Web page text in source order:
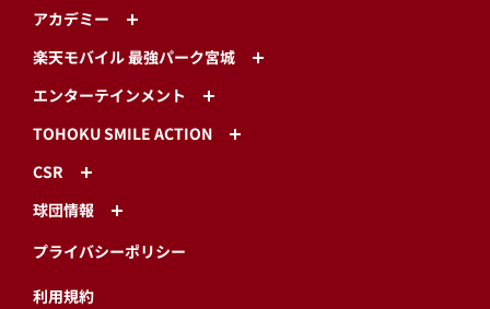
アカデミー
楽天モバイル 最強パーク宮城
エンターテインメント
TOHOKU SMILE ACTION
CSR
球団情報
プライバシーポリシー
利用規約